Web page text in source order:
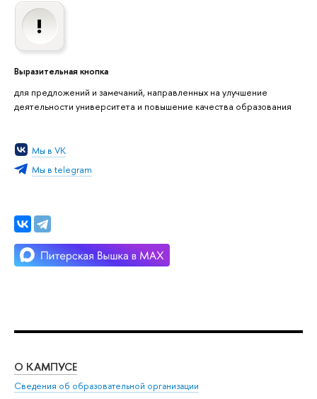
Выразительная кнопка
для предложений и замечаний, направленных на улучшение
деятельности университета и повышение качества образования
Мы в VK
Мы в telegram
О КАМПУСЕ
Сведения об образовательной организации